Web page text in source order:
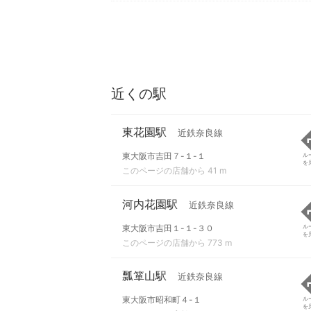
近くの駅
東花園駅 近鉄奈良線
東大阪市吉田７-１-１
このページの店舗から 41 m
ル
を
河内花園駅 近鉄奈良線
東大阪市吉田１-１-３０
このページの店舗から 773 m
ル
を
瓢箪山駅 近鉄奈良線
東大阪市昭和町４-１
ル
を